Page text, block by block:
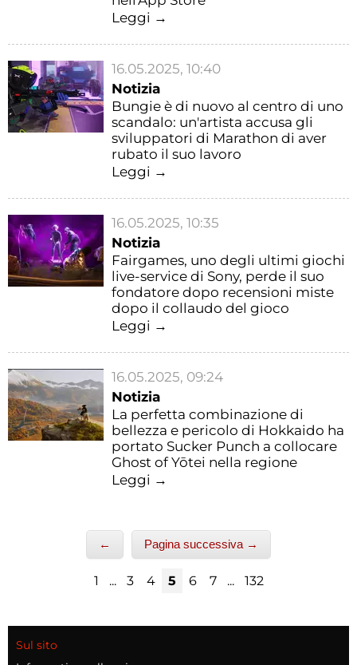
Leggi →
16.05.2025, 10:40
Notizia
Bungie è di nuovo al centro di uno
scandalo: un'artista accusa gli
sviluppatori di Marathon di aver
rubato il suo lavoro
Leggi →
16.05.2025, 10:35
Notizia
Fairgames, uno degli ultimi giochi
live-service di Sony, perde il suo
fondatore dopo recensioni miste
dopo il collaudo del gioco
Leggi →
16.05.2025, 09:24
Notizia
La perfetta combinazione di
bellezza e pericolo di Hokkaido ha
portato Sucker Punch a collocare
Ghost of Yōtei nella regione
Leggi →
← Pagina successiva →
1 ... 3 4 5 6 7 ... 132
Sul sito